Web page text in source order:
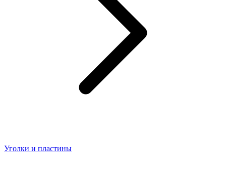
Уголки и пластины